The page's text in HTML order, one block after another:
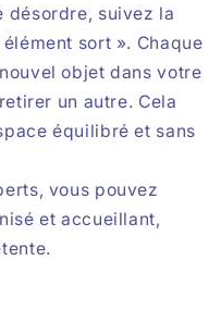
désordre, suivez la
sort ». Chaque
objet dans votre
un autre. Cela
équilibré et sans
vous pouvez
et accueillant,